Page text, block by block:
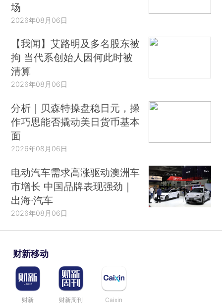
场
2026年08月06日
【我闻】艾路明及多名股东被
拘 当代系创始人因何此时被
清算
2026年08月06日
分析｜贝森特操盘稳日元，操
作巧思能否撬动美日货币基本
面
2026年08月06日
电动汽车需求高涨驱动澳洲车
市增长 中国品牌表现强劲｜
出海·汽车
2026年08月06日
财新移动
财新 财新周刊 Caixin